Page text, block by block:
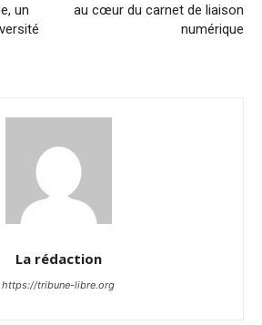
un
au cœur du carnet de liaison
numérique
La rédaction
https://tribune-libre.org